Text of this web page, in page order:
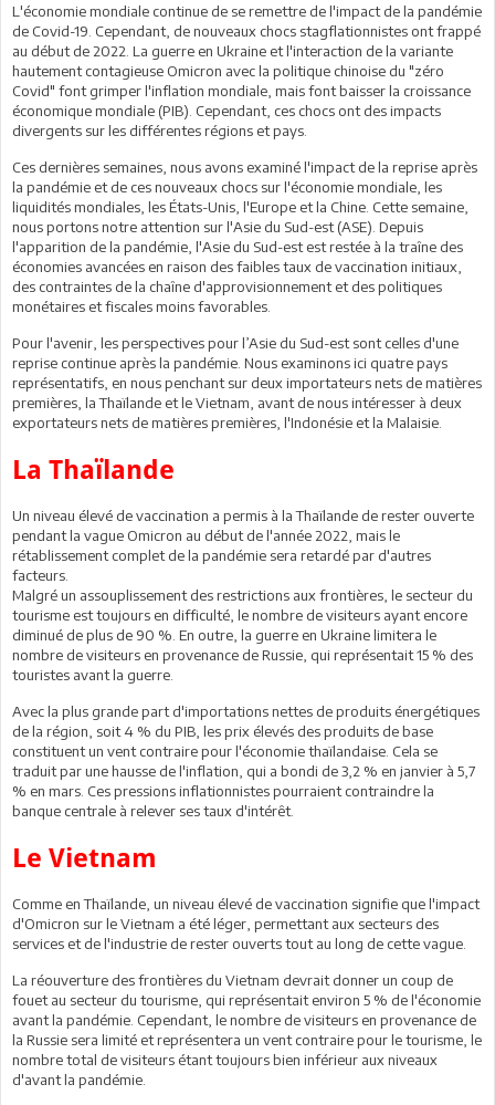
L'économie mondiale continue de se remettre de l'impact de la pandémie
de Covid-19. Cependant, de nouveaux chocs stagflationnistes ont frappé
au début de 2022. La guerre en Ukraine et l'interaction de la variante
hautement contagieuse Omicron avec la politique chinoise du "zéro
Covid" font grimper l'inflation mondiale, mais font baisser la croissance
économique mondiale (PIB). Cependant, ces chocs ont des impacts
divergents sur les différentes régions et pays.
Ces dernières semaines, nous avons examiné l'impact de la reprise après
la pandémie et de ces nouveaux chocs sur l'économie mondiale, les
liquidités mondiales, les États-Unis, l'Europe et la Chine. Cette semaine,
nous portons notre attention sur l'Asie du Sud-est (ASE). Depuis
l'apparition de la pandémie, l'Asie du Sud-est est restée à la traîne des
économies avancées en raison des faibles taux de vaccination initiaux,
des contraintes de la chaîne d'approvisionnement et des politiques
monétaires et fiscales moins favorables.
Pour l'avenir, les perspectives pour l’Asie du Sud-est sont celles d'une
reprise continue après la pandémie. Nous examinons ici quatre pays
représentatifs, en nous penchant sur deux importateurs nets de matières
premières, la Thaïlande et le Vietnam, avant de nous intéresser à deux
exportateurs nets de matières premières, l'Indonésie et la Malaisie.
La Thaïlande
Un niveau élevé de vaccination a permis à la Thaïlande de rester ouverte
pendant la vague Omicron au début de l'année 2022, mais le
rétablissement complet de la pandémie sera retardé par d'autres
facteurs.
Malgré un assouplissement des restrictions aux frontières, le secteur du
tourisme est toujours en difficulté, le nombre de visiteurs ayant encore
diminué de plus de 90 %. En outre, la guerre en Ukraine limitera le
nombre de visiteurs en provenance de Russie, qui représentait 15 % des
touristes avant la guerre.
Avec la plus grande part d'importations nettes de produits énergétiques
de la région, soit 4 % du PIB, les prix élevés des produits de base
constituent un vent contraire pour l'économie thaïlandaise. Cela se
traduit par une hausse de l'inflation, qui a bondi de 3,2 % en janvier à 5,7
% en mars. Ces pressions inflationnistes pourraient contraindre la
banque centrale à relever ses taux d'intérêt.
Le Vietnam
Comme en Thaïlande, un niveau élevé de vaccination signifie que l'impact
d'Omicron sur le Vietnam a été léger, permettant aux secteurs des
services et de l'industrie de rester ouverts tout au long de cette vague.
La réouverture des frontières du Vietnam devrait donner un coup de
fouet au secteur du tourisme, qui représentait environ 5 % de l'économie
avant la pandémie. Cependant, le nombre de visiteurs en provenance de
la Russie sera limité et représentera un vent contraire pour le tourisme, le
nombre total de visiteurs étant toujours bien inférieur aux niveaux
d'avant la pandémie.